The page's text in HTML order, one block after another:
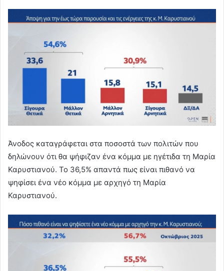
Άνοδος καταγράφεται στα ποσοστά των πολιτών που
δηλώνουν ότι θα ψήφιζαν ένα κόμμα με ηγέτιδα τη Μαρία
Καρυστιανού. Το 36,5% απαντά πως είναι πιθανό να
ψηφίσει ένα νέο κόμμα με αρχηγό τη Μαρία
Καρυστιανού.